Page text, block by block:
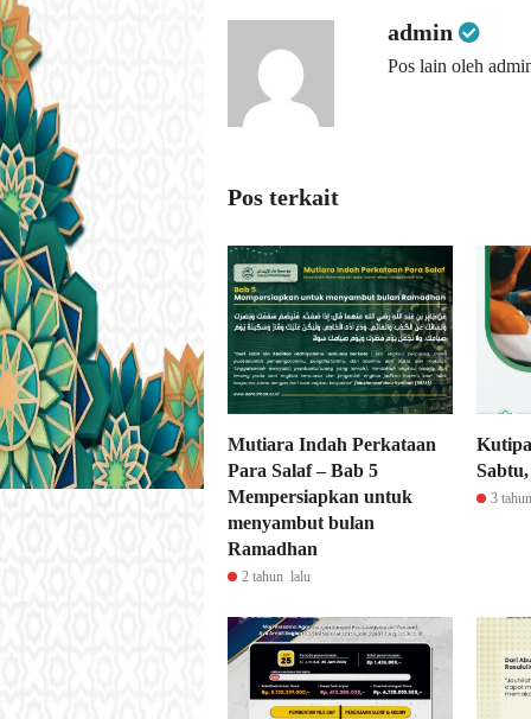
admin
Pos lain oleh
Pos terkait
Mutiara Indah Perkataan
Para Salaf – Bab 5
Mempersiapkan untuk
menyambut bulan
Ramadhan
2 tahun lalu
3